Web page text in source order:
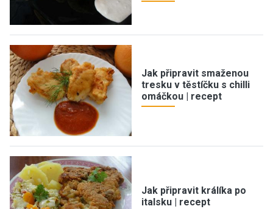
Jak připravit smaženou
tresku v těstíčku s chilli
omáčkou | recept
Jak připravit králíka po
italsku | recept